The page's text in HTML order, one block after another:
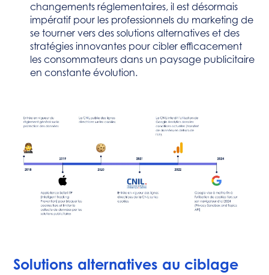
changements réglementaires, il est désormais
impératif pour les professionnels du marketing de
se tourner vers des solutions alternatives et des
stratégies innovantes pour cibler efficacement
les consommateurs dans un paysage publicitaire
en constante évolution.
Solutions alternatives au ciblage